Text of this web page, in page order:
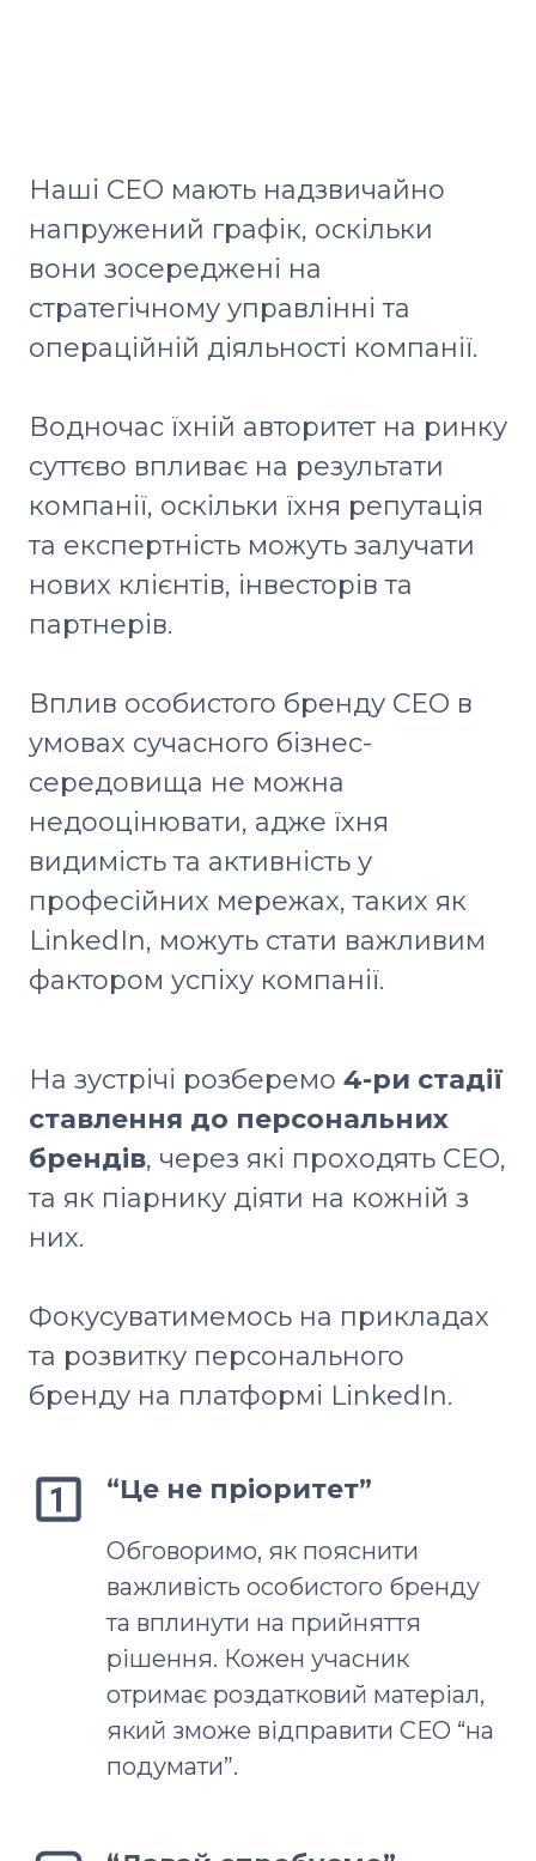
Наші СЕО мають надзвичайно
напружений графік, оскільки
вони зосереджені на
стратегічному управлінні та
операційній діяльності компанії.
Водночас їхній авторитет на ринку
суттєво впливає на результати
компанії, оскільки їхня репутація
та експертність можуть залучати
нових клієнтів, інвесторів та
партнерів.
Вплив особистого бренду СЕО в
умовах сучасного бізнес-
середовища не можна
недооцінювати, адже їхня
видимість та активність у
професійних мережах, таких як
LinkedIn, можуть стати важливим
фактором успіху компанії.
На зустрічі розберемо 4-ри стадії
ставлення до персональних
брендів, через які проходять СЕО,
та як піарнику діяти на кожній з
них.
Фокусуватимемось на прикладах
та розвитку персонального
бренду на платформі LinkedIn.
“Це не пріоритет”
Обговоримо, як пояснити
важливість особистого бренду
та вплинути на прийняття
рішення. Кожен учасник
отримає роздатковий матеріал,
який зможе відправити СЕО “на
подумати”.